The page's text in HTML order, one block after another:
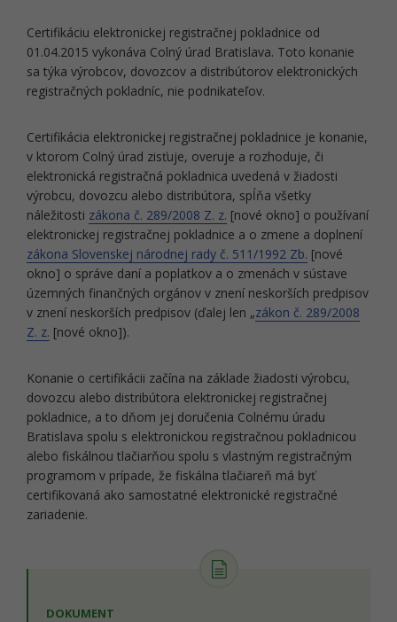
Certifikáciu elektronickej registračnej pokladnice od
01.04.2015 vykonáva Colný úrad Bratislava. Toto konanie
sa týka výrobcov, dovozcov a distribútorov elektronických
registračných pokladníc, nie podnikateľov.
Certifikácia elektronickej registračnej pokladnice je konanie,
v ktorom Colný úrad zisťuje, overuje a rozhoduje, či
elektronická registračná pokladnica uvedená v žiadosti
výrobcu, dovozcu alebo distribútora, spĺňa všetky
náležitosti zákona č. 289/2008 Z. z. [nové okno] o používaní
elektronickej registračnej pokladnice a o zmene a doplnení
zákona Slovenskej národnej rady č. 511/1992 Zb. [nové
okno] o správe daní a poplatkov a o zmenách v sústave
územných finančných orgánov v znení neskorších predpisov
v znení neskorších predpisov (ďalej len „zákon č. 289/2008
Z. z. [nové okno]).
Konanie o certifikácii začína na základe žiadosti výrobcu,
dovozcu alebo distribútora elektronickej registračnej
pokladnice, a to dňom jej doručenia Colnému úradu
Bratislava spolu s elektronickou registračnou pokladnicou
alebo fiskálnou tlačiarňou spolu s vlastným registračným
programom v prípade, že fiskálna tlačiareň má byť
certifikovaná ako samostatné elektronické registračné
zariadenie.
DOKUMENT